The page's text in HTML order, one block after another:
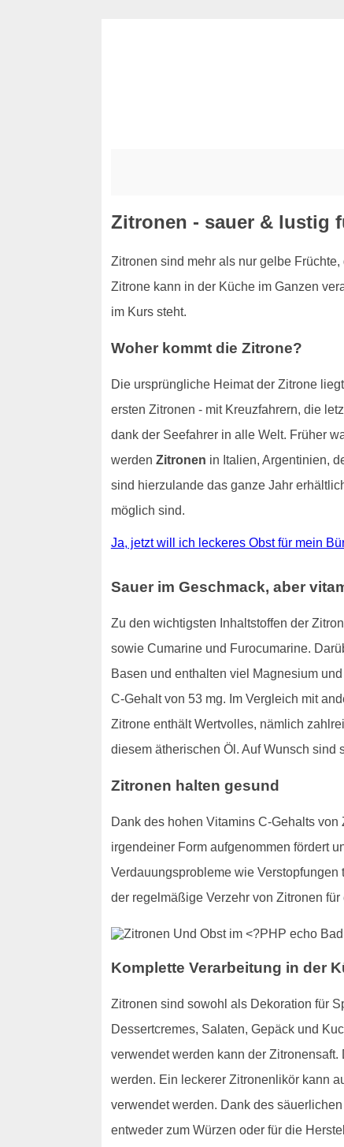
Zitronen - sauer & lustig
Zitronen sind mehr als nur gelbe
Zitrone kann in der Küche im Ganzen
im Kurs steht.
Woher kommt die Zitrone?
Die ursprüngliche Heimat der Zitrone
ersten Zitronen - mit Kreuzfahrern, die
dank der Seefahrer in alle Welt. Früher
werden Zitronen in Italien, Argentinien,
sind hierzulande das ganze Jahr
möglich sind.
Ja, jetzt will ich leckeres Obst für mein
Sauer im Geschmack, aber
Zu den wichtigsten Inhaltstoffen der
sowie Cumarine und Furocumarine.
Basen und enthalten viel Magnesium
C-Gehalt von 53 mg. Im Vergleich mit
Zitrone enthält Wertvolles, nämlich
diesem ätherischen Öl. Auf Wunsch sind
Zitronen halten gesund
Dank des hohen Vitamins C-Gehalts
irgendeiner Form aufgenommen fördert
Verdauungsprobleme wie
der regelmäßige Verzehr von Zitronen
Komplette Verarbeitung in der
Zitronen sind sowohl als Dekoration für
Dessertcremes, Salaten, Gepäck und
verwendet werden kann der
werden. Ein leckerer Zitronenlikör kann
verwendet werden. Dank des
entweder zum Würzen oder für die